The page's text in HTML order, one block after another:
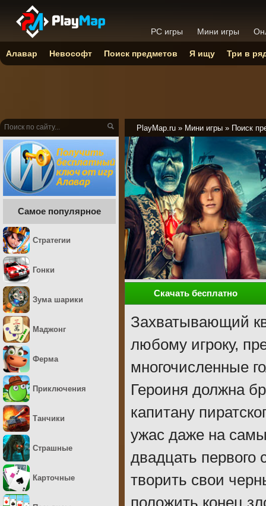
PlayMap.ru » Мини игры » Поиск
Скачать бесплатно
Захватывающий
любому игроку,
многочисленные
Героиня должна
капитану
ужас даже на
двадцать первого
творить свои
положить конец
Самое популярное
Стратегии
Гонки
Зума шарики
Маджонг
Ферма
Приключения
Танчики
Страшные
Карточные
PC игры Мини игры
Алавар Невософт Поиск предметов Я ищу Три в